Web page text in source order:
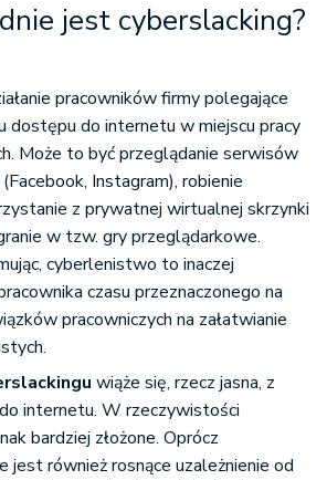
jest cyberslacking?
pracowników firmy polegające
dostępu do internetu w miejscu pracy
Może to być przeglądanie serwisów
Instagram), robienie
z prywatnej wirtualnej skrzynki
w tzw. gry przeglądarkowe.
cyberlenistwo to inaczej
czasu przeznaczonego na
pracowniczych na załatwianie
wiąże się, rzecz jasna, z
internetu. W rzeczywistości
bardziej złożone. Oprócz
również rosnące uzależnienie od